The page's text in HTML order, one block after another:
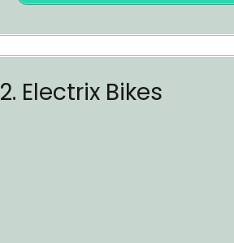
2. Electrix Bikes